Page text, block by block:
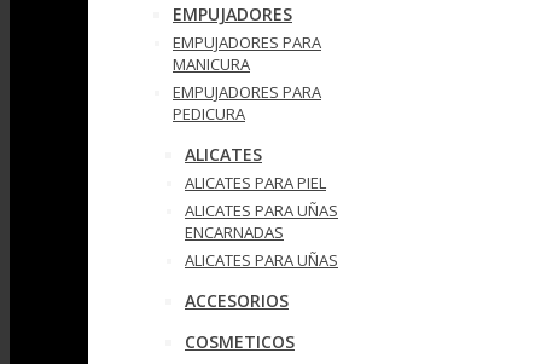
EMPUJADORES
EMPUJADORES PARA
MANICURA
EMPUJADORES PARA
PEDICURA
ALICATES
ALICATES PARA PIEL
ALICATES PARA UÑAS
ENCARNADAS
ALICATES PARA UÑAS
ACCESORIOS
COSMETICOS